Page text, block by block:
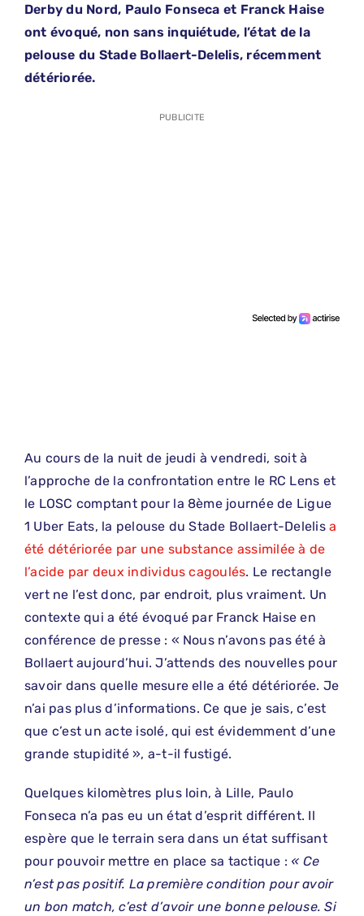
Derby du Nord, Paulo Fonseca et Franck Haise
ont évoqué, non sans inquiétude, l’état de la
pelouse du Stade Bollaert-Delelis, récemment
détériorée.
PUBLICITE
Au cours de la nuit de jeudi à vendredi, soit à
l’approche de la confrontation entre le RC Lens et
le LOSC comptant pour la 8ème journée de Ligue
1 Uber Eats, la pelouse du Stade Bollaert-Delelis a
été détériorée par une substance assimilée à de
l’acide par deux individus cagoulés. Le rectangle
vert ne l’est donc, par endroit, plus vraiment. Un
contexte qui a été évoqué par Franck Haise en
conférence de presse : « Nous n’avons pas été à
Bollaert aujourd’hui. J’attends des nouvelles pour
savoir dans quelle mesure elle a été détériorée. Je
n’ai pas plus d’informations. Ce que je sais, c’est
que c’est un acte isolé, qui est évidemment d’une
grande stupidité », a-t-il fustigé.
Quelques kilomètres plus loin, à Lille, Paulo
Fonseca n’a pas eu un état d’esprit différent. Il
espère que le terrain sera dans un état suffisant
pour pouvoir mettre en place sa tactique : « Ce
n’est pas positif. La première condition pour avoir
un bon match, c’est d’avoir une bonne pelouse. Si